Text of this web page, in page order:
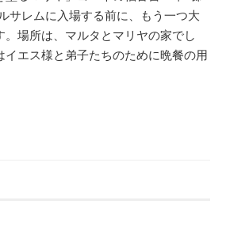
サレムに入場する前に、もう一つ大
。場所は、マルタとマリヤの家でし
イエス様と弟子たちのために晩餐の用